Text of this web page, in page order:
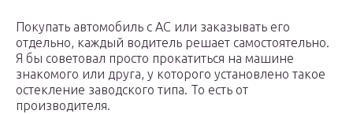
Покупать автомобиль с АС или заказывать его
отдельно, каждый водитель решает самостоятельно.
Я бы советовал просто прокатиться на машине
знакомого или друга, у которого установлено такое
остекление заводского типа. То есть от
производителя.